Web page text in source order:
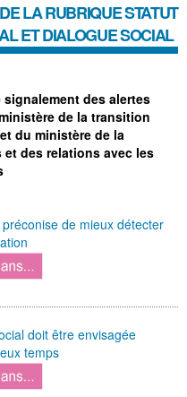
LA RUBRIQUESTATUT
ET DIALOGUE SOCIAL
des alertes
de la transition
du ministère de la
des relations avec les
de mieux détecter
doit être envisagée
temps